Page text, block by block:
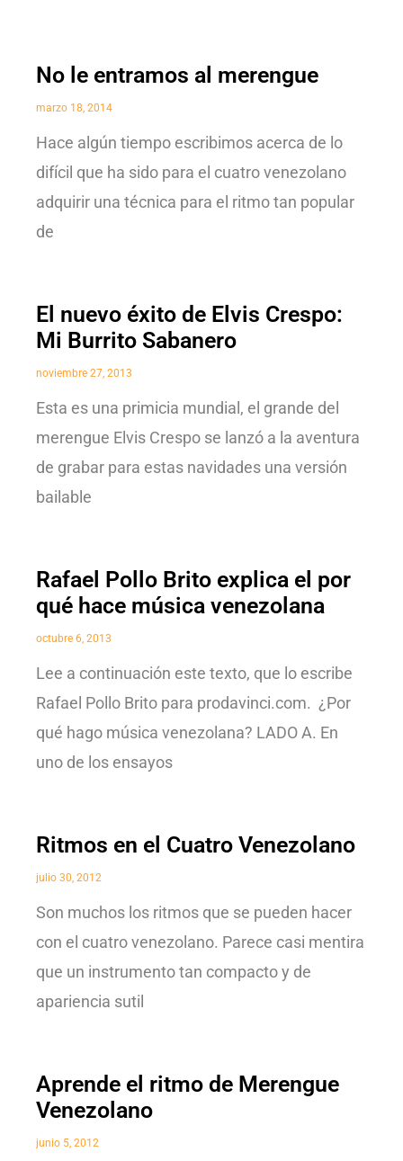
No le entramos al merengue
marzo 18, 2014
Hace algún tiempo escribimos acerca de lo
difícil que ha sido para el cuatro venezolano
adquirir una técnica para el ritmo tan popular
de
El nuevo éxito de Elvis Crespo:
Mi Burrito Sabanero
noviembre 27, 2013
Esta es una primicia mundial, el grande del
merengue Elvis Crespo se lanzó a la aventura
de grabar para estas navidades una versión
bailable
Rafael Pollo Brito explica el por
qué hace música venezolana
octubre 6, 2013
Lee a continuación este texto, que lo escribe
Rafael Pollo Brito para prodavinci.com. ¿Por
qué hago música venezolana? LADO A. En
uno de los ensayos
Ritmos en el Cuatro Venezolano
julio 30, 2012
Son muchos los ritmos que se pueden hacer
con el cuatro venezolano. Parece casi mentira
que un instrumento tan compacto y de
apariencia sutil
Aprende el ritmo de Merengue
Venezolano
junio 5, 2012